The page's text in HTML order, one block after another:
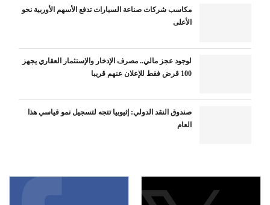
مكاسب شركات صناعة السيارات تدفع الأسهم الأوربية نحو
الأعلى
لوجود عجز مالي.. مصرف الإدخار والإستثمار العقاري يجهز
100 قرض فقط للإعلان عنهم قريبا
صندوق النقد الدولي: إثيوبيا تتجه لتسجيل نمو قياسي هذا
العام